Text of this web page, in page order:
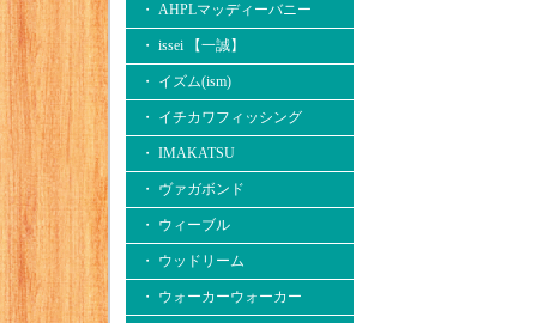
・ AHPLマッディーバニー
・ issei 【一誠】
・ イズム(ism)
・ イチカワフィッシング
・ IMAKATSU
・ ヴァガボンド
・ ウィーブル
・ ウッドリーム
・ ウォーカーウォーカー